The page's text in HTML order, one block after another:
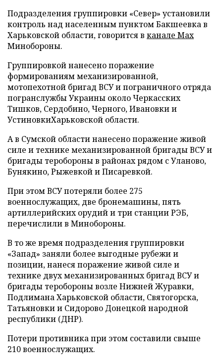
Подразделения группировки «Север» установили
контроль над населенным пунктом Бакшеевка в
Харьковской области, говорится в канале Max
Минобороны.
Группировкой нанесено поражение
формированиям механизированной,
мотопехотной бригад ВСУ и пограничного отряда
погранслужбы Украины около Черкасских
Тишков, Сердобино, Черного, Ивановки и
УстиновкиХарьковской области.
А в Сумской области нанесено поражение живой
силе и технике механизированной бригады ВСУ и
бригады теробороны в районах рядом с Уланово,
Бунякино, Рыжевкой и Писаревкой.
При этом ВСУ потеряли более 275
военнослужащих, две бронемашины, пять
артиллерийских орудий и три станции РЭБ,
перечислили в Минобороны.
В то же время подразделения группировки
«Запад» заняли более выгодные рубежи и
позиции, нанеся поражение живой силе и
технике двух механизированных бригад ВСУ и
бригады теробороны возле Нижней Журавки,
Подлимана Харьковской области, Святогорска,
Татьяновки и Сидорово Донецкой народной
республики (ДНР).
Потери противника при этом составили свыше
210 военнослужащих.